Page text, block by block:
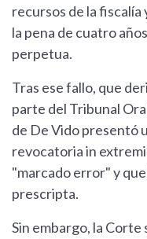
recursos de la fiscalía
la pena de cuatro
perpetua.
Tras ese fallo, que
parte del Tribunal
de De Vido presentó
revocatoria in
"marcado error" y
prescripta.
Sin embargo, la Corte